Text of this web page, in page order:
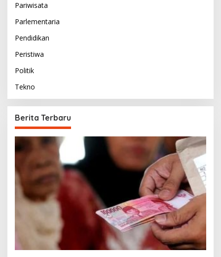
Pariwisata
Parlementaria
Pendidikan
Peristiwa
Politik
Tekno
Berita Terbaru